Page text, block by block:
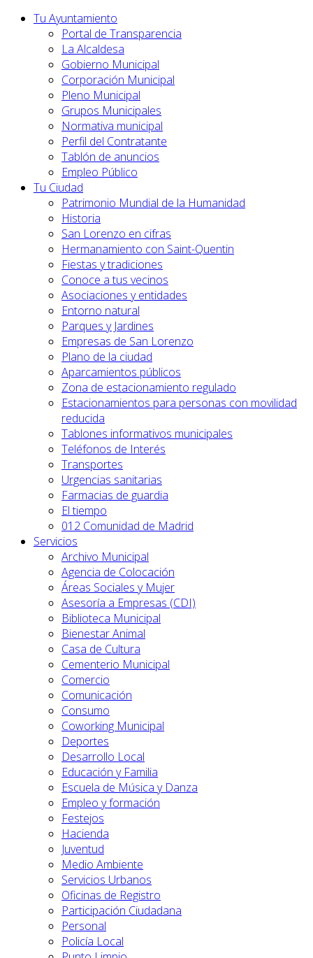
Tu Ayuntamiento
Portal de Transparencia
La Alcaldesa
Gobierno Municipal
Corporación Municipal
Pleno Municipal
Grupos Municipales
Normativa municipal
Perfil del Contratante
Tablón de anuncios
Empleo Público
Tu Ciudad
Patrimonio Mundial de la Humanidad
Historia
San Lorenzo en cifras
Hermanamiento con Saint-Quentin
Fiestas y tradiciones
Conoce a tus vecinos
Asociaciones y entidades
Entorno natural
Parques y Jardines
Empresas de San Lorenzo
Plano de la ciudad
Aparcamientos públicos
Zona de estacionamiento regulado
Estacionamientos para personas con movilidad
reducida
Tablones informativos municipales
Teléfonos de Interés
Transportes
Urgencias sanitarias
Farmacias de guardia
El tiempo
012 Comunidad de Madrid
Servicios
Archivo Municipal
Agencia de Colocación
Áreas Sociales y Mujer
Asesoría a Empresas (CDI)
Biblioteca Municipal
Bienestar Animal
Casa de Cultura
Cementerio Municipal
Comercio
Comunicación
Consumo
Coworking Municipal
Deportes
Desarrollo Local
Educación y Familia
Escuela de Música y Danza
Empleo y formación
Festejos
Hacienda
Juventud
Medio Ambiente
Servicios Urbanos
Oficinas de Registro
Participación Ciudadana
Personal
Policía Local